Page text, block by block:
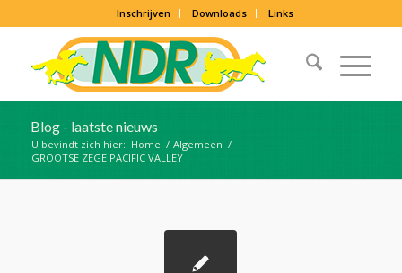
Inschrijven Downloads Links
Blog - laatste nieuws
U bevindt zich hier: Home / Algemeen /
GROOTSE ZEGE PACIFIC VALLEY